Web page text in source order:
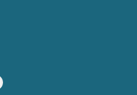
Instagram